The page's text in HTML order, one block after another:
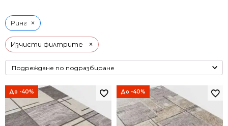
Изчисти филтрите ×
Ринг ×
До -40% До -40%